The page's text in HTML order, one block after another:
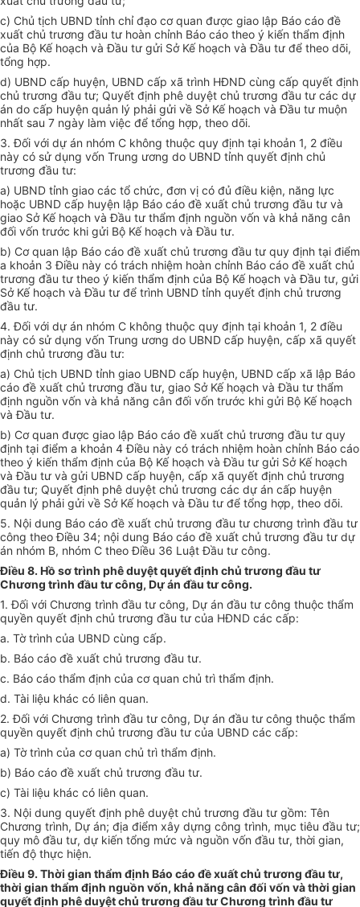
c) Chủ tịch UBND tỉnh chỉ đạo cơ quan được giao lập Báo cáo đề
xuất chủ trương đầu tư hoàn chỉnh Báo cáo theo ý kiến thẩm định
của Bộ Kế hoạch và Đầu tư gửi Sở Kế hoạch và Đầu tư để theo dõi,
tổng hợp.
d) UBND cấp huyện, UBND cấp xã trình HĐND cùng cấp quyết định
chủ trương đầu tư; Quyết định phê duyệt chủ trương đầu tư các dự
án do cấp huyện quản lý phải gửi về Sở Kế hoạch và Đầu tư muộn
nhất sau 7 ngày làm việc để tổng hợp, theo dõi.
3. Đối với dự án nhóm C không thuộc quy định tại khoản 1, 2 điều
này có sử dụng vốn Trung ương do UBND tỉnh quyết định chủ
trương đầu tư:
a) UBND tỉnh giao các tổ chức, đơn vị có đủ điều kiện, năng lực
hoặc UBND cấp huyện lập Báo cáo đề xuất chủ trương đầu tư và
giao Sở Kế hoạch và Đầu tư thẩm định nguồn vốn và khả năng cân
đối vốn trước khi gửi Bộ Kế hoạch và Đầu tư.
b) Cơ quan lập Báo cáo đề xuất chủ trương đầu tư quy định tại điểm
a khoản 3 Điều này có trách nhiệm hoàn chỉnh Báo cáo đề xuất chủ
trương đầu tư theo ý kiến thẩm định của Bộ Kế hoạch và Đầu tư, gửi
Sở Kế hoạch và Đầu tư để trình UBND tỉnh quyết định chủ trương
đầu tư.
4. Đối với dự án nhóm C không thuộc quy định tại khoản 1, 2 điều
này có sử dụng vốn Trung ương do UBND cấp huyện, cấp xã quyết
định chủ trương đầu tư:
a) Chủ tịch UBND tỉnh giao UBND cấp huyện, UBND cấp xã lập Báo
cáo đề xuất chủ trương đầu tư, giao Sở Kế hoạch và Đầu tư thẩm
định nguồn vốn và khả năng cân đối vốn trước khi gửi Bộ Kế hoạch
và Đầu tư.
b) Cơ quan được giao lập Báo cáo đề xuất chủ trương đầu tư quy
định tại điểm a khoản 4 Điều này có trách nhiệm hoàn chỉnh Báo cáo
theo ý kiến thẩm định của Bộ Kế hoạch và Đầu tư gửi Sở Kế hoạch
và Đầu tư và gửi UBND cấp huyện, cấp xã quyết định chủ trương
đầu tư; Quyết định phê duyệt chủ trương các dự án cấp huyện
quản lý phải gửi về Sở Kế hoạch và Đầu tư để tổng hợp, theo dõi.
5. Nội dung Báo cáo đề xuất chủ trương đầu tư chương trình đầu tư
công theo Điều 34; nội dung Báo cáo đề xuất chủ trương đầu tư dự
án nhóm B, nhóm C theo Điều 36 Luật Đầu tư công.
Điều 8. Hồ sơ trình phê duyệt quyết định chủ trương đầu tư
Chương trình đầu tư công, Dự án đầu tư công.
1. Đối với Chương trình đầu tư công, Dự án đầu tư công thuộc thẩm
quyền quyết định chủ trương đầu tư của HĐND các cấp:
a. Tờ trình của UBND cùng cấp.
b. Báo cáo đề xuất chủ trương đầu tư.
c. Báo cáo thẩm định của cơ quan chủ trì thẩm định.
d. Tài liệu khác có liên quan.
2. Đối với Chương trình đầu tư công, Dự án đầu tư công thuộc thẩm
quyền quyết định chủ trương đầu tư của UBND các cấp:
a) Tờ trình của cơ quan chủ trì thẩm định.
b) Báo cáo đề xuất chủ trương đầu tư.
c) Tài liệu khác có liên quan.
3. Nội dung quyết định phê duyệt chủ trương đầu tư gồm: Tên
Chương trình, Dự án; địa điểm xây dựng công trình, mục tiêu đầu tư;
quy mô đầu tư, dự kiến tổng mức và nguồn vốn đầu tư, thời gian,
tiến độ thực hiện.
Điều 9. Thời gian thẩm định Báo cáo đề xuất chủ trương đầu tư,
thời gian thẩm định nguồn vốn, khả năng cân đối vốn và thời gian
quyết định phê duyệt chủ trương đầu tư Chương trình đầu tư